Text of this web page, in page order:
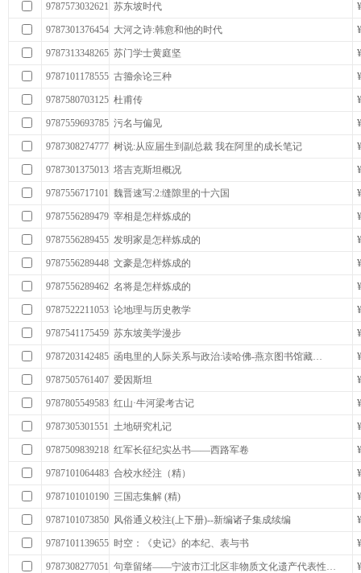
9787573032621 苏东坡时代
9787301376454 大河之诗:韩愈和他的时代
9787313348265 苏门学士黄庭坚
9787101178555 古籀余论三种
9787580703125 杜甫传
9787559693785 污名与偏见
9787308274777 树说:从应届生到副总裁 我在阿里的成长笔记
9787301375013 塔吉克斯坦概况
9787556717101 魏晋速写:2:缝隙里的十六国
9787556289479 宰相是怎样炼成的
9787556289455 发明家是怎样炼成的
9787556289448 文豪是怎样炼成的
9787556289462 名将是怎样炼成的
9787522211053 论地理与历史教学
9787541175459 苏东坡美学漫步
9787203142485 函电里的人际关系与政治:读哈佛-燕京图书馆藏…
9787505761407 爱因斯坦
9787805549583 红山·牛河梁考古记
9787305301551 土地研究札记
9787509839218 红军长征纪实丛书——西路军卷
9787101064483 合校水经注（精）
9787101010190 三国志集解 (精)
9787101073850 风俗通义校注(上下册)--新编诸子集成续编
9787101139655 时空：《史记》的本纪、表与书
9787308277051 句章留绪——宁波市江北区非物质文化遗产代表性…